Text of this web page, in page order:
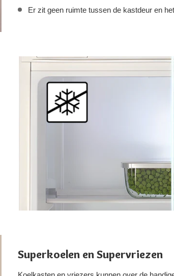
Er zit geen ruimte tussen de kastdeur en
Superkoelen en Supervriezen